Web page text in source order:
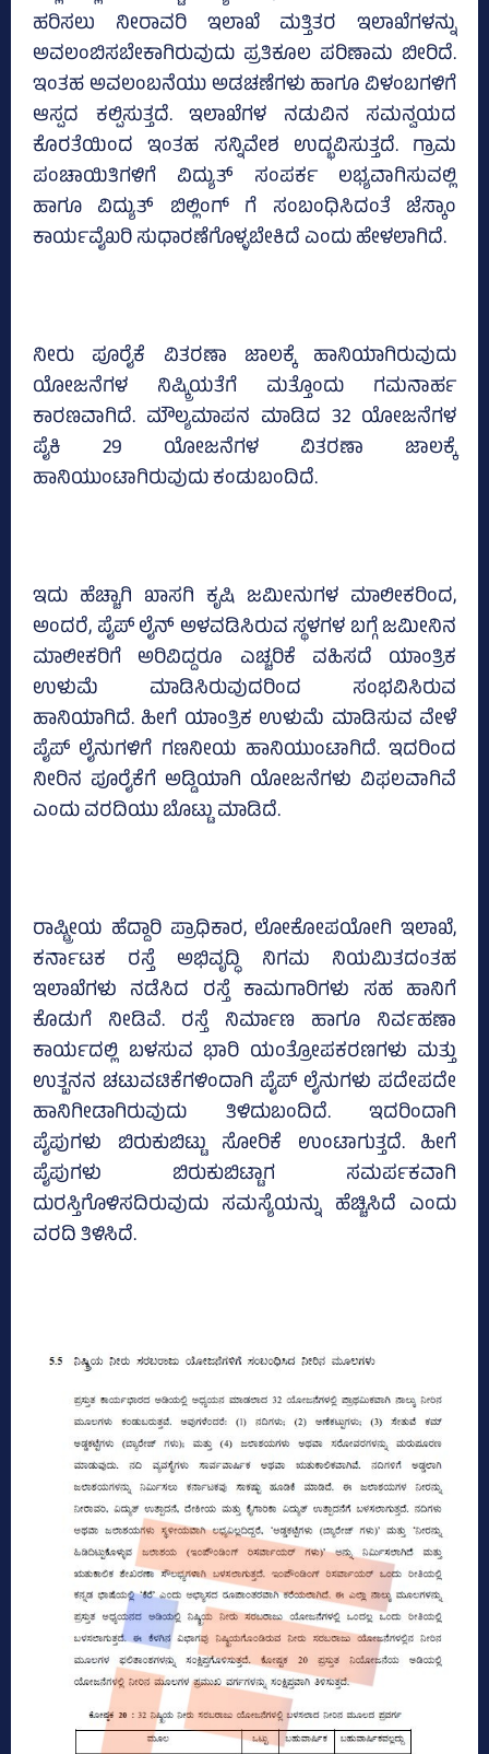
ಹರಿಸಲು ನೀರಾವರಿ ಇಲಾಖೆ ಮತ್ತಿತರ ಇಲಾಖೆಗಳನ್ನು
ಅವಲಂಬಿಸಬೇಕಾಗಿರುವುದು ಪ್ರತಿಕೂಲ ಪರಿಣಾಮ ಬೀರಿದೆ.
ಇಂತಹ ಅವಲಂಬನೆಯು ಅಡಚಣೆಗಳು ಹಾಗೂ ವಿಳಂಬಗಳಿಗೆ
ಆಸ್ಪದ ಕಲ್ಪಿಸುತ್ತದೆ. ಇಲಾಖೆಗಳ ನಡುವಿನ ಸಮನ್ವಯದ
ಕೊರತೆಯಿಂದ ಇಂತಹ ಸನ್ನಿವೇಶ ಉದ್ಭವಿಸುತ್ತದೆ. ಗ್ರಾಮ
ಪಂಚಾಯಿತಿಗಳಿಗೆ ವಿದ್ಯುತ್ ಸಂಪರ್ಕ ಲಭ್ಯವಾಗಿಸುವಲ್ಲಿ
ಹಾಗೂ ವಿದ್ಯುತ್ ಬಿಲ್ಲಿಂಗ್ ಗೆ ಸಂಬಂಧಿಸಿದಂತೆ ಜೆಸ್ಕಾಂ
ಕಾರ್ಯವೈಖರಿ ಸುಧಾರಣೆಗೊಳ್ಳಬೇಕಿದೆ ಎಂದು ಹೇಳಲಾಗಿದೆ.
ನೀರು ಪೂರೈಕೆ ವಿತರಣಾ ಜಾಲಕ್ಕೆ ಹಾನಿಯಾಗಿರುವುದು
ಯೋಜನೆಗಳ ನಿಷ್ಕ್ರಿಯತೆಗೆ ಮತ್ತೊಂದು ಗಮನಾರ್ಹ
ಕಾರಣವಾಗಿದೆ. ಮೌಲ್ಯಮಾಪನ ಮಾಡಿದ 32 ಯೋಜನೆಗಳ
ಪೈಕಿ 29 ಯೋಜನೆಗಳ ವಿತರಣಾ ಜಾಲಕ್ಕೆ
ಹಾನಿಯುಂಟಾಗಿರುವುದು ಕಂಡುಬಂದಿದೆ.
ಇದು ಹೆಚ್ಚಾಗಿ ಖಾಸಗಿ ಕೃಷಿ ಜಮೀನುಗಳ ಮಾಲೀಕರಿಂದ,
ಅಂದರೆ, ಪೈಪ್ ಲೈನ್ ಅಳವಡಿಸಿರುವ ಸ್ಥಳಗಳ ಬಗ್ಗೆ ಜಮೀನಿನ
ಮಾಲೀಕರಿಗೆ ಅರಿವಿದ್ದರೂ ಎಚ್ಚರಿಕೆ ವಹಿಸದೆ ಯಾಂತ್ರಿಕ
ಉಳುಮೆ ಮಾಡಿಸಿರುವುದರಿಂದ ಸಂಭವಿಸಿರುವ
ಹಾನಿಯಾಗಿದೆ. ಹೀಗೆ ಯಾಂತ್ರಿಕ ಉಳುಮೆ ಮಾಡಿಸುವ ವೇಳೆ
ಪೈಪ್ ಲೈನುಗಳಿಗೆ ಗಣನೀಯ ಹಾನಿಯುಂಟಾಗಿದೆ. ಇದರಿಂದ
ನೀರಿನ ಪೂರೈಕೆಗೆ ಅಡ್ಡಿಯಾಗಿ ಯೋಜನೆಗಳು ವಿಫಲವಾಗಿವೆ
ಎಂದು ವರದಿಯು ಬೊಟ್ಟು ಮಾಡಿದೆ.
ರಾಷ್ಟ್ರೀಯ ಹೆದ್ದಾರಿ ಪ್ರಾಧಿಕಾರ, ಲೋಕೋಪಯೋಗಿ ಇಲಾಖೆ,
ಕರ್ನಾಟಕ ರಸ್ತೆ ಅಭಿವೃದ್ಧಿ ನಿಗಮ ನಿಯಮಿತದಂತಹ
ಇಲಾಖೆಗಳು ನಡೆಸಿದ ರಸ್ತೆ ಕಾಮಗಾರಿಗಳು ಸಹ ಹಾನಿಗೆ
ಕೊಡುಗೆ ನೀಡಿವೆ. ರಸ್ತೆ ನಿರ್ಮಾಣ ಹಾಗೂ ನಿರ್ವಹಣಾ
ಕಾರ್ಯದಲ್ಲಿ ಬಳಸುವ ಭಾರಿ ಯಂತ್ರೋಪಕರಣಗಳು ಮತ್ತು
ಉತ್ಖನನ ಚಟುವಟಿಕೆಗಳಿಂದಾಗಿ ಪೈಪ್ ಲೈನುಗಳು ಪದೇಪದೇ
ಹಾನಿಗೀಡಾಗಿರುವುದು ತಿಳಿದುಬಂದಿದೆ. ಇದರಿಂದಾಗಿ
ಪೈಪುಗಳು ಬಿರುಕುಬಿಟ್ಟು ಸೋರಿಕೆ ಉಂಟಾಗುತ್ತದೆ. ಹೀಗೆ
ಪೈಪುಗಳು ಬಿರುಕುಬಿಟ್ಟಾಗ ಸಮರ್ಪಕವಾಗಿ
ದುರಸ್ತಿಗೊಳಿಸದಿರುವುದು ಸಮಸ್ಯೆಯನ್ನು ಹೆಚ್ಚಿಸಿದೆ ಎಂದು
ವರದಿ ತಿಳಿಸಿದೆ.